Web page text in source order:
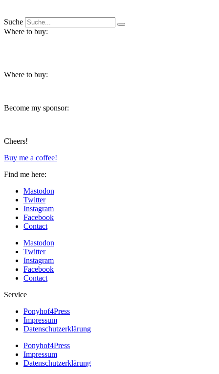
Suche
Where to buy:
Where to buy:
Become my sponsor:
Cheers!
Buy me a coffee!
Find me here:
Mastodon
Twitter
Instagram
Facebook
Contact
Mastodon
Twitter
Instagram
Facebook
Contact
Service
Ponyhof4Press
Impressum
Datenschutzerklärung
Ponyhof4Press
Impressum
Datenschutzerklärung